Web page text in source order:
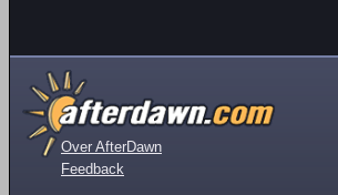
Over AfterDawn
Feedback